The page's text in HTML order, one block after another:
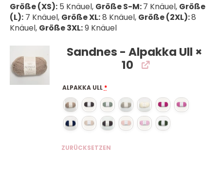
Größe (XS): 5 Knäuel, Größe S-M:7 Knäuel, Größe
(L): 7 Knäuel, Größe XL:8 Knäuel, Größe (2XL):8
Knäuel, Größe 3XL:9 Knäuel
Sandnes - Alpakka Ull ×
10
ALPAKKA ULL *
ZURÜCKSETZEN